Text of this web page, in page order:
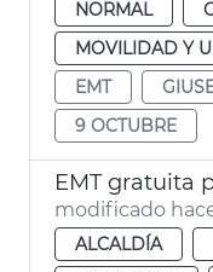
NORMAL
MOVILIDAD Y
EMT
9 OCTUBRE
EMT gratuita
modificado
ALCALDÍA